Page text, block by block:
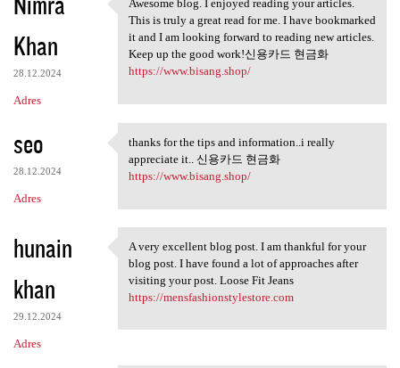
Khan
28.12.2024
Adres
Awesome blog. I enjoyed
Awesome blog. I enjoyed reading your articles.
This is truly a great read for me. I have bookmarked
it and I am looking forward to reading new articles.
Keep up the good work!신용카드 현금화
https://www.bisang.shop/
seo
28.12.2024
Adres
thanks for the tips and
thanks for the tips and information..i really
appreciate it.. 신용카드 현금화
https://www.bisang.shop/
hunain
khan
29.12.2024
Adres
A very excellent blog post. I
A very excellent blog post. I am thankful for your
blog post. I have found a lot of approaches after
visiting your post. Loose Fit Jeans
https://mensfashionstylestore.com